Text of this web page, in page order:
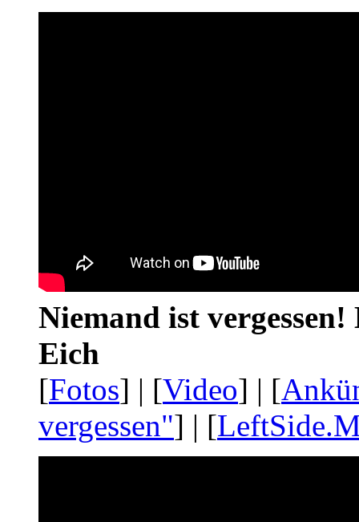
Niemand ist
Eich
[Fotos] | [Video] | [
vergessen"] | [